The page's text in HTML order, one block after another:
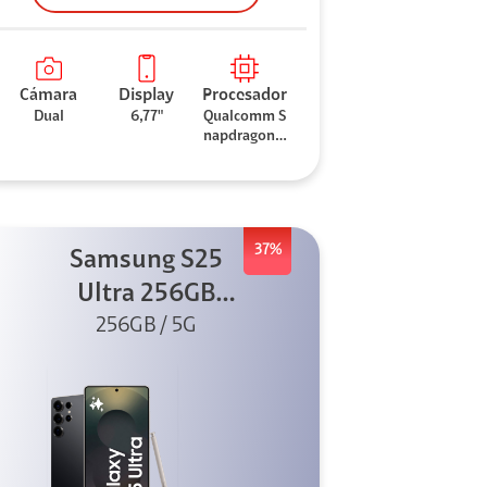
Cámara
Dual
Display
6,77"
Procesador
Qualcomm S
napdragon 7
37%
Samsung S25
Ultra 256GB
Titanium Black
256GB / 5G